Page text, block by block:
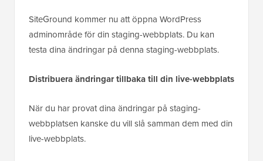
SiteGround kommer nu att öppna WordPress
adminområde för din staging-webbplats. Du kan
testa dina ändringar på denna staging-webbplats.
Distribuera ändringar tillbaka till din live-webbplats
När du har provat dina ändringar på staging-
webbplatsen kanske du vill slå samman dem med din
live-webbplats.